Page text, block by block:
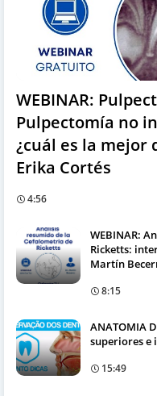
WEBINAR:
Pulpectomía no
¿cuál es la mejor
Erika Cortés
4:56
WEBINAR:
Ricketts:
Martín
8:15
ANATOMIA
superiores e
15:49